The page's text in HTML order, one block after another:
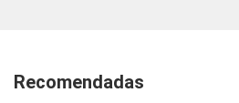
Recomendadas